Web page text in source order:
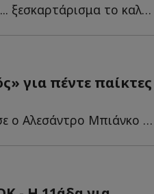
Ο ΠΑΟΚ ετοιμάζεται για γερό... ξεσκαρτάρισμα το καλοκαίρι, κ...
για πέντε παίκτες
Η κίτρινη κάρτα που αντίκρισε ο Αλεσάντρο Μπιάνκο στο 34...